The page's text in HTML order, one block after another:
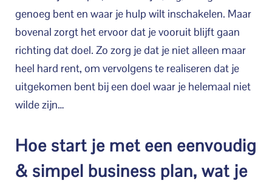
genoeg bent en waar je hulp wilt inschakelen. Maar
bovenal zorgt het ervoor dat je vooruit blijft gaan
richting dat doel. Zo zorg je dat je niet alleen maar
heel hard rent, om vervolgens te realiseren dat je
uitgekomen bent bij een doel waar je helemaal niet
wilde zijn…
Hoe start je met een eenvoudig
& simpel business plan, wat je